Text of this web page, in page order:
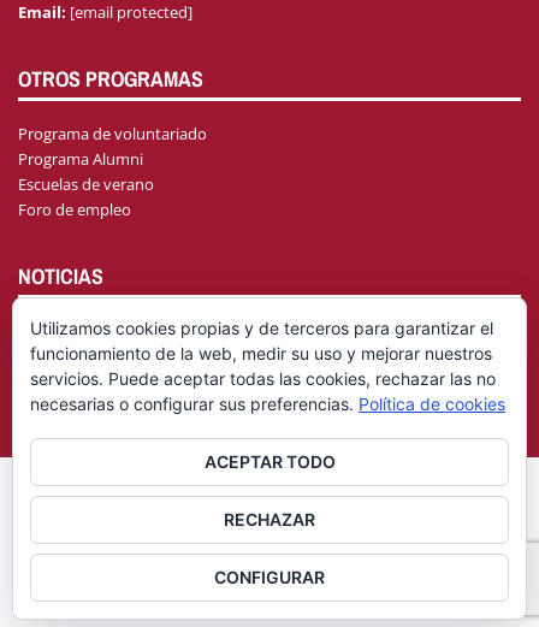
Email: [email protected]
OTROS PROGRAMAS
Programa de voluntariado
Programa Alumni
Escuelas de verano
Foro de empleo
NOTICIAS
AGENDA
© Fundación General Universidad de Castilla-La Mancha
Política de privacidad
Utilizamos cookies propias y de terceros para garantizar el
funcionamiento de la web, medir su uso y mejorar nuestros
servicios. Puede aceptar todas las cookies, rechazar las no
necesarias o configurar sus preferencias. Política de cookies
ACEPTAR TODO
RECHAZAR
CONFIGURAR